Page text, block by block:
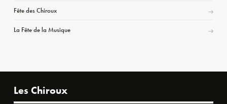
Fête des Chiroux
La Fête de la Musique
Les Chiroux